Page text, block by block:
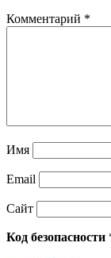
Комментарий *
Имя
Email
Сайт
Код безопасности